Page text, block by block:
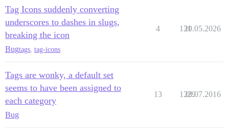
Tag Icons suddenly converting
underscores to dashes in slugs,
breaking the icon
Bugtags tag-icons
4 131
20.05.2026
Tags are wonky, a default set
seems to have been assigned to
each category
Bug
13 1329
28.07.2016